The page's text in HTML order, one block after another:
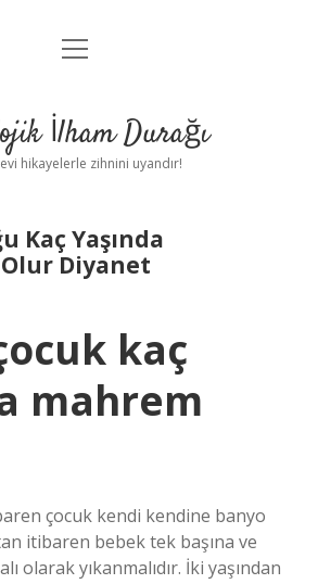
Anasayfa
Yasal Uyarı
menüyü
İlham Durağı
hikayelerle zihnini uyandır!
Kaç Yaşında
Diyanet
kaç
mahrem
çocuk kendi kendine banyo
itibaren bebek tek başına ve
olarak yıkanmalıdır. İki yaşından